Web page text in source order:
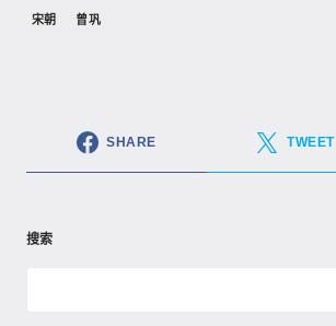
宋朝 曾巩
SHARE TWEET
搜索